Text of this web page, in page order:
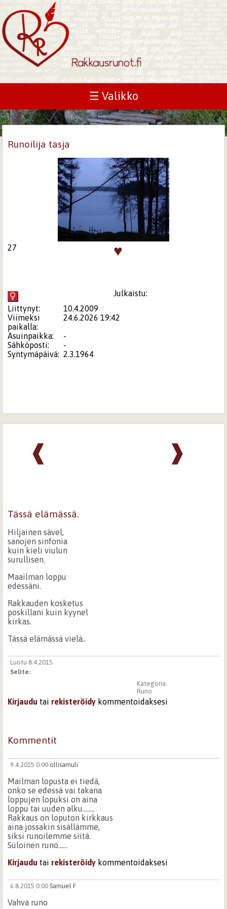
☰ Valikko
Runoilija tasja
♥
Julkaistu:
27
Liittynyt:
10.4.2009
Viimeksi
paikalla:
24.6.2026 19:42
Asuinpaikka:
-
Sähköposti:
-
Syntymäpäivä: 2.3.1964
❱
❰
Tässä elämässä.
Hiljainen sävel,
sanojen sinfonia
kuin kieli viulun
surullisen.
Maailman loppu
edessäni.
Rakkauden kosketus
poskillani kuin kyynel
kirkas.
Tässä elämässä vielä..
Luotu 8.4.2015
Selite:
Kategoria:
Runo
Kirjaudu tai rekisteröidy kommentoidaksesi
Kommentit
9.4.2015 0:00 ollisamuli
Mailman lopusta ei tiedä,
onko se edessä vai takana
loppujen lopuksi on aina
loppu tai uuden alku........
Rakkaus on loputon kirkkaus
aina jossakin sisällämme,
siksi runoilemme siitä.
Suloinen runo......
Kirjaudu tai rekisteröidy kommentoidaksesi
6.8.2015 0:00 Samuel F
Vahva runo